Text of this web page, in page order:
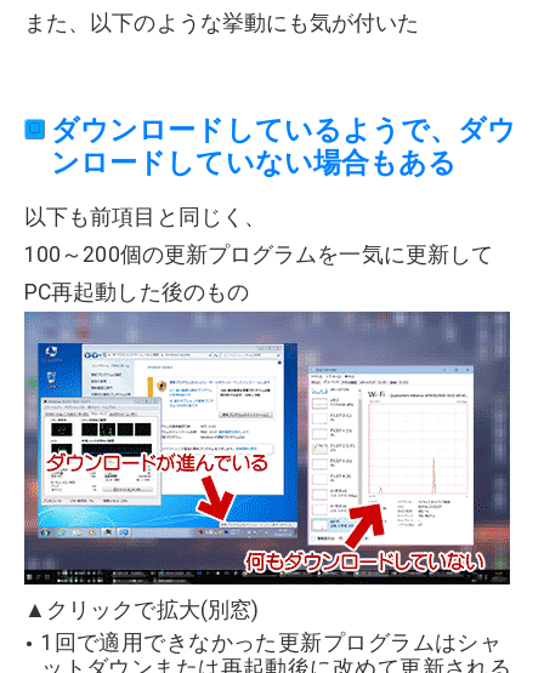
また、以下のような挙動にも気が付いた
ダウンロードしているようで、ダウ
ンロードしていない場合もある
以下も前項目と同じく、
100～200個の更新プログラムを一気に更新して
PC再起動した後のもの
▲クリックで拡大(別窓)
1回で適用できなかった更新プログラムはシャ